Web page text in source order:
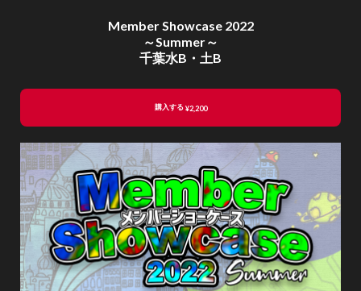
Member Showcase 2022
～Summer～
千葉水B・土B
購入する ¥2,200